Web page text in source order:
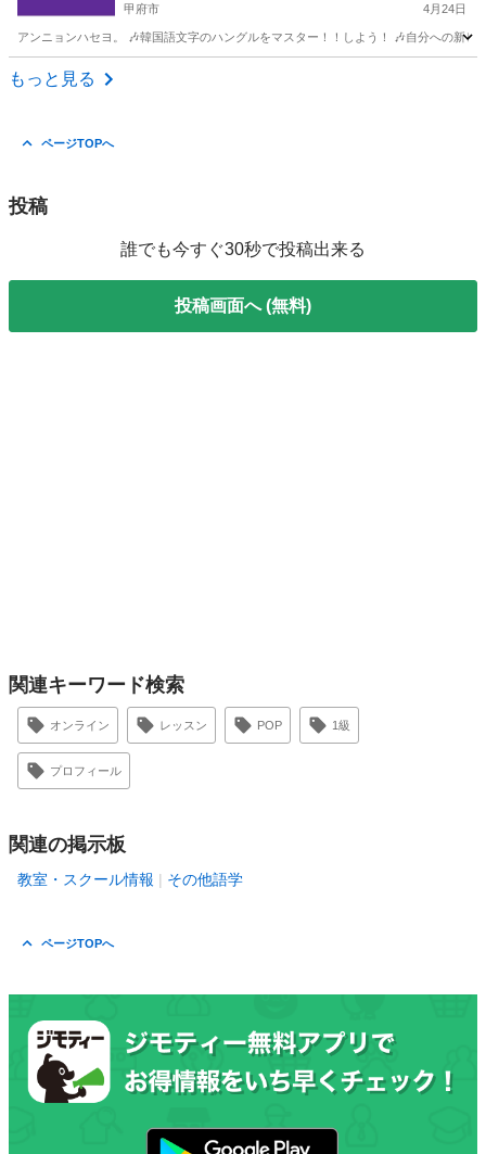
甲府市 4月24日
アンニョンハセヨ。 🎶韓国語文字のハングルをマスター！！しよう！ 🎶自分への新
山梨 甲府市
もっと見る
ページTOPへ
投稿
誰でも今すぐ30秒で投稿出来る
投稿画面へ (無料)
関連キーワード検索
オンライン レッスン POP 1級
プロフィール
関連の掲示板
教室・スクール情報 その他語学
ページTOPへ